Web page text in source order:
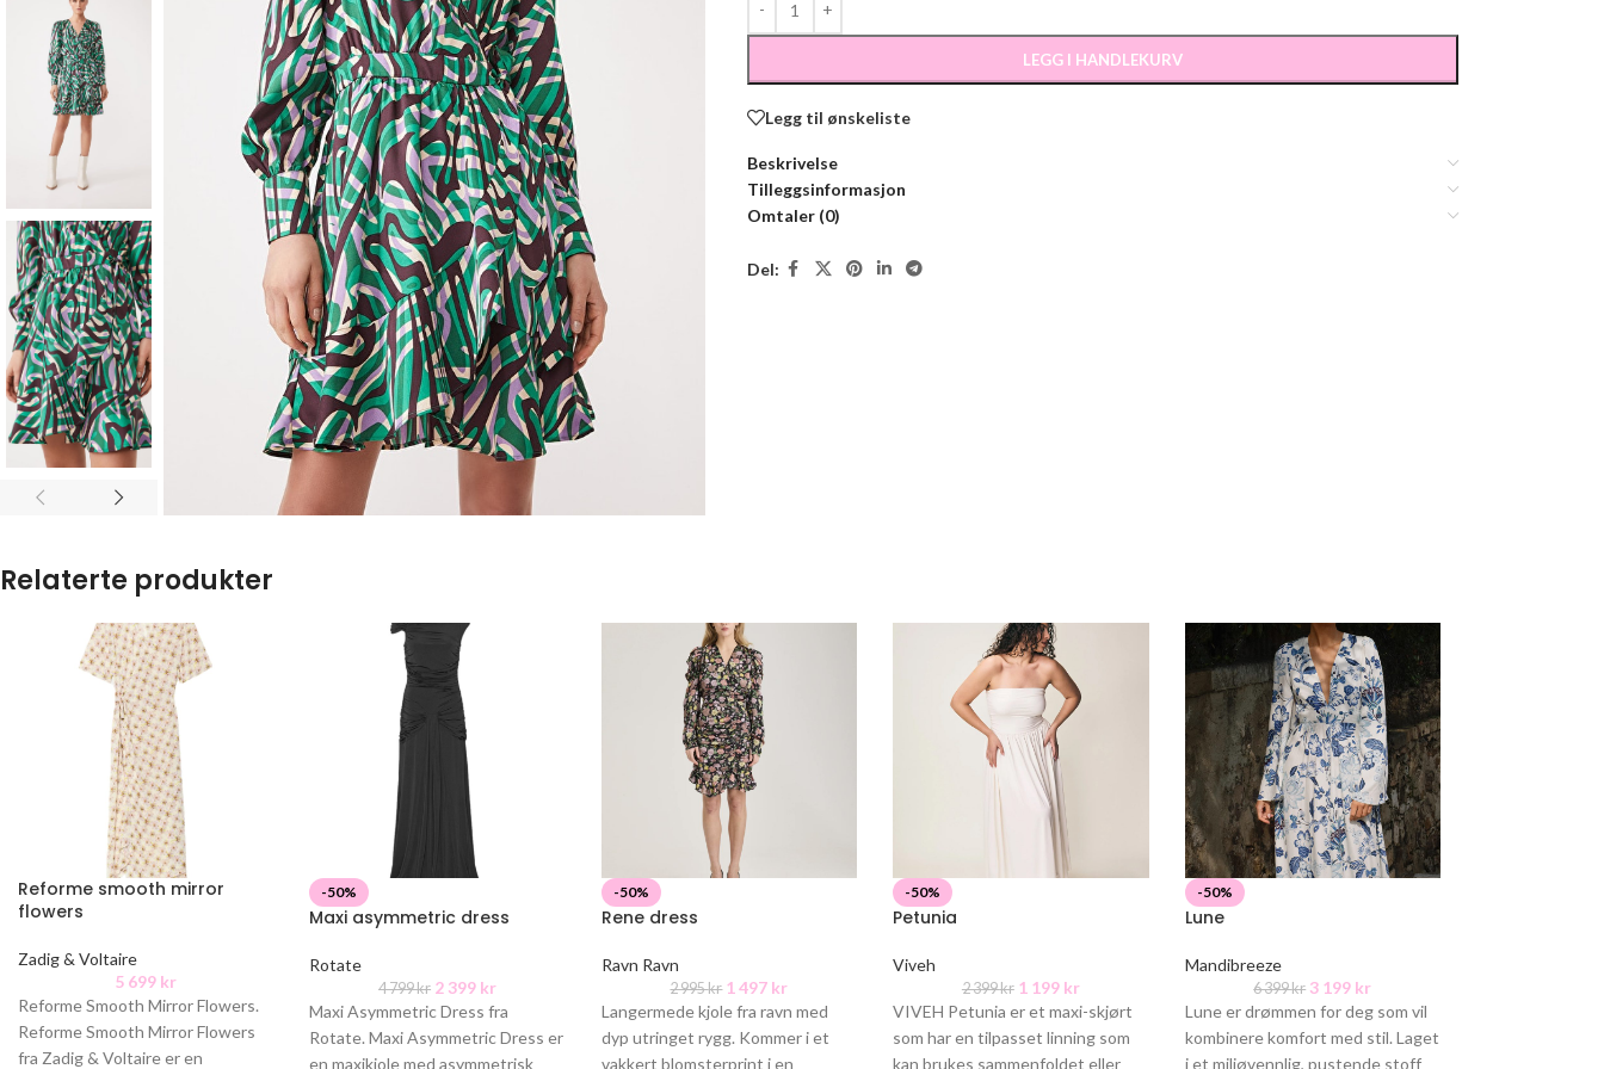
LEGG I HANDLEKURV
Legg til ønskeliste
Beskrivelse
Tilleggsinformasjon
Omtaler (0)
Del:
Relaterte produkter
Reforme smooth mirror
flowers
Zadig & Voltaire
5 699 kr
Reforme Smooth Mirror Flowers.
Reforme Smooth Mirror Flowers
fra Zadig & Voltaire er en
-50%
Maxi asymmetric dress
Rotate
4 799kr 2 399 kr
Maxi Asymmetric Dress fra
Rotate. Maxi Asymmetric Dress er
en maxikjole med asymmetrisk
-50%
Rene dress
Ravn Ravn
2 995kr 1 497 kr
Langermede kjole fra ravn med
dyp utringet rygg. Kommer i et
vakkert blomsterprint i en
-50%
Petunia
Viveh
2 399kr 1 199 kr
VIVEH Petunia er et maxi-skjørt
som har en tilpasset linning som
kan brukes sammenfoldet eller
-50%
Lune
Mandibreeze
6 399kr 3 199 kr
Lune er drømmen for deg som vil
kombinere komfort med stil. Laget
i et miljøvennlig, pustende stoff